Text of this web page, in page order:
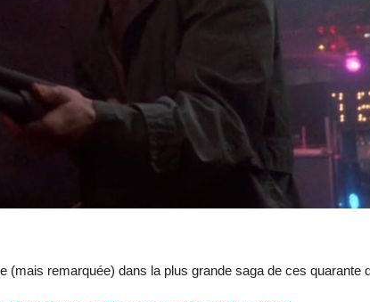
(mais remarquée) dans la plus grande saga de ces quarante